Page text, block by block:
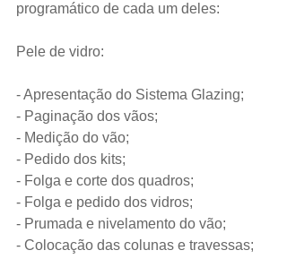
programático de cada um deles:
Pele de vidro:
- Apresentação do Sistema Glazing;
- Paginação dos vãos;
- Medição do vão;
- Pedido dos kits;
- Folga e corte dos quadros;
- Folga e pedido dos vidros;
- Prumada e nivelamento do vão;
- Colocação das colunas e travessas;